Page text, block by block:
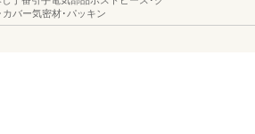
バー気密材･パッキン